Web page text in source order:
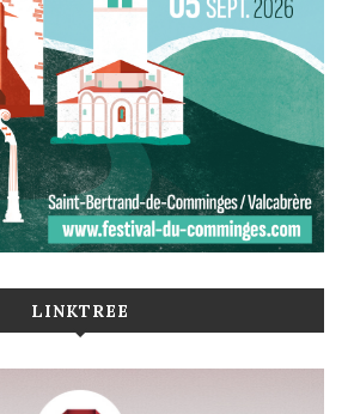
LINKTREE